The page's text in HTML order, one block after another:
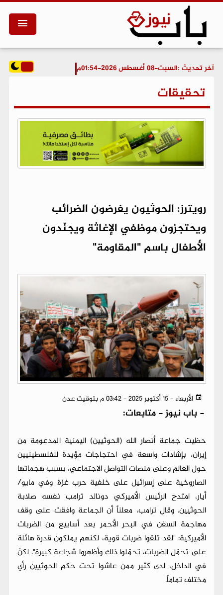
آخر تحديث :السبت-08 أغسطس 2026-01:54م
تحقيقات
رويترز: الحوثيون يفرضون الضرائب
ويحتجزون موظفي الإغاثة ويجنّدون
الأطفال باسم "المقاومة"
الأربعاء - 15 أكتوبر 2025 - 03:42 م بتوقيت عدن
- باب نيوز - متابعات:
حظيت جماعة أنصار الله (الحوثيين) اليمنية المدعومة من
إيران، بإشادات واسعة في احتجاجات مؤيدة للفلسطينيين
حول العالم وعلى منصات التواصل الاجتماعي، بسبب هجماتها
الصاروخية على إسرائيل على خلفية حرب غزة. وفي مايو/
أيار، امتدح الرئيس الأميركي دونالد ترامب نفسه صلابة
الحوثيين. وقال ترامب، معلناً أن الجماعة وافقت على وقف
مهاجمة السفن في البحر الأحمر بعد أسابيع من الضربات
الأميركية: "لقد تلقوا ضربات قوية، لكنهم يملكون قدرة هائلة
على تحمّل الضربات، تحمّلوا ذلك وأظهروا شجاعة كبيرة". لكنْ
في الداخل، لدى كثير ممن عاشوا تحت حكم الحوثيين رأي
مختلف تماماً.